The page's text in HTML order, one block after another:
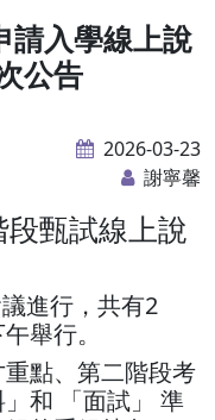
請入學線上說
公告
2026-03-23
謝寧馨
段甄試線上說
進行，共有2
舉行。
點、第二階段考
和 「面試」 準